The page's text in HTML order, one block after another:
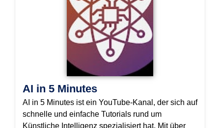
AI in 5 Minutes
AI in 5 Minutes ist ein YouTube-Kanal, der sich auf
schnelle und einfache Tutorials rund um
Künstliche Intelligenz spezialisiert hat. Mit über